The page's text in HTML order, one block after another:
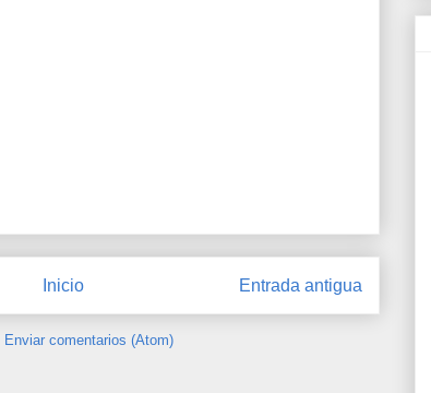
Entrada antigua
Inicio
Enviar comentarios (Atom)